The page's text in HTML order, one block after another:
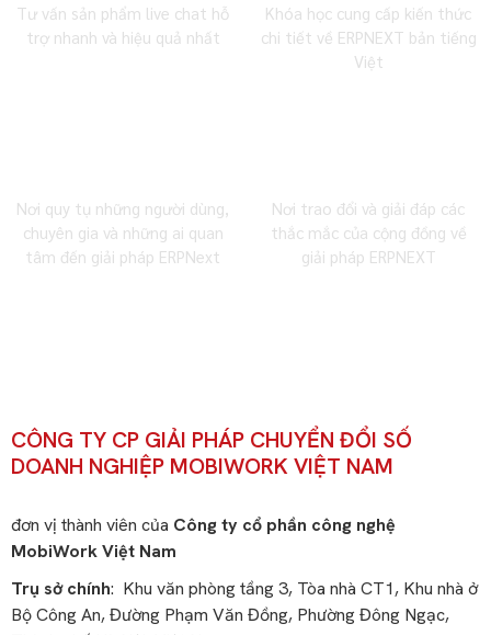
Tư vấn sản phẩm live chat hỗ
trợ nhanh và hiệu quả nhất
Khóa học cung cấp kiến thức
chi tiết về ERPNEXT bản tiếng
Việt
Nơi quy tụ những người dùng,
chuyên gia và những ai quan
tâm đến giải pháp ERPNext
Nơi trao đổi và giải đáp các
thắc mắc của cộng đồng về
giải pháp ERPNEXT
CÔNG TY CP GIẢI PHÁP CHUYỂN ĐỔI SỐ
DOANH NGHIỆP MOBIWORK VIỆT NAM
đơn vị thành viên của Công ty cổ phần công nghệ
MobiWork Việt Nam
Trụ sở chính: Khu văn phòng tầng 3, Tòa nhà CT1, Khu nhà ở
Bộ Công An, Đường Phạm Văn Đồng, Phường Đông Ngạc,